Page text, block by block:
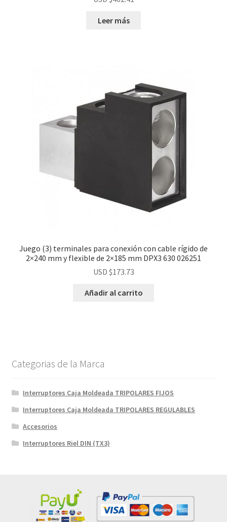
Leer más
Juego (3) terminales para conexión con cable rígido de
2×240 mm y flexible de 2×185 mm DPX3 630 026251
USD $173.73
Añadir al carrito
Categorias de la Marca
Interruptores Caja Moldeada TRIPOLARES FIJOS
Interruptores Caja Moldeada TRIPOLARES REGULABLES
Accesorios
Interruptores Riel DIN (TX3)